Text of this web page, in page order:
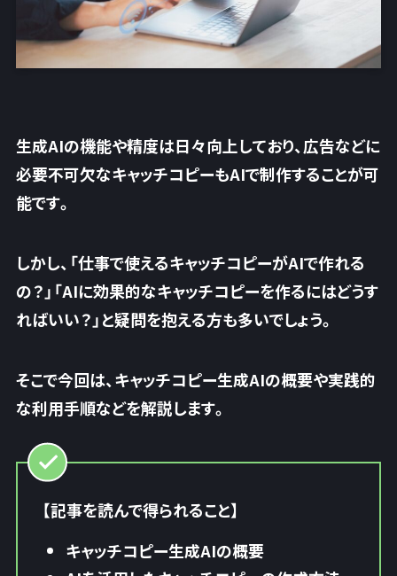
生成AIの機能や精度は日々向上しており、広告などに
必要不可欠なキャッチコピーもAIで制作することが可
能です。
しかし、 「仕事で使えるキャッチコピーがAIで作れる
の？」「AIに効果的なキャッチコピーを作るにはどうす
ればいい？」と疑問を抱える方も多いでしょう。
そこで今回は、キャッチコピー生成AIの概要や実践的
な利用手順などを解説します。
【記事を読んで得られること】
キャッチコピー生成AIの概要